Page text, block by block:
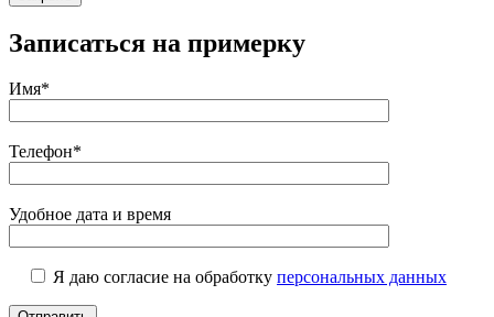
Записаться на примерку
Имя*
Телефон*
Удобное дата и время
Я даю согласие на обработку персональных данных